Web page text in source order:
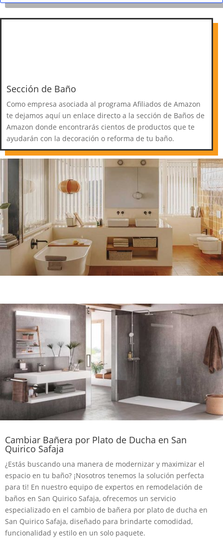
Sección de Baño
Como empresa asociada al programa Afiliados de Amazon
te dejamos aquí un enlace directo a la sección de Baños de
Amazon donde encontrarás cientos de productos que te
ayudarán con la decoración o reforma de tu baño.
Cambiar Bañera por Plato de Ducha en San
Quirico Safaja
¿Estás buscando una manera de modernizar y maximizar el
espacio en tu baño? ¡Nosotros tenemos la solución perfecta
para ti! En nuestro equipo de expertos en remodelación de
baños en San Quirico Safaja, ofrecemos un servicio
especializado en el cambio de bañera por plato de ducha en
San Quirico Safaja, diseñado para brindarte comodidad,
funcionalidad y estilo en un solo paquete.